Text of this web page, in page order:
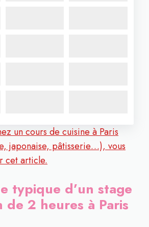
un cours de cuisine à Paris
japonaise, pâtisserie…), vous
cet article.
typique d’un stage
de 2 heures à Paris